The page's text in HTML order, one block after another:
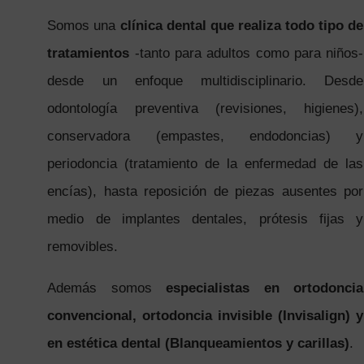
Somos una clínica dental que realiza todo tipo de
tratamientos -tanto para adultos como para niños-
desde un enfoque multidisciplinario. Desde
odontología preventiva (revisiones, higienes),
conservadora (empastes, endodoncias) y
periodoncia (tratamiento de la enfermedad de las
encías), hasta reposición de piezas ausentes por
medio de implantes dentales, prótesis fijas y
removibles.
Además somos especialistas en ortodoncia
convencional, ortodoncia invisible (Invisalign) y
en estética dental (Blanqueamientos y carillas).